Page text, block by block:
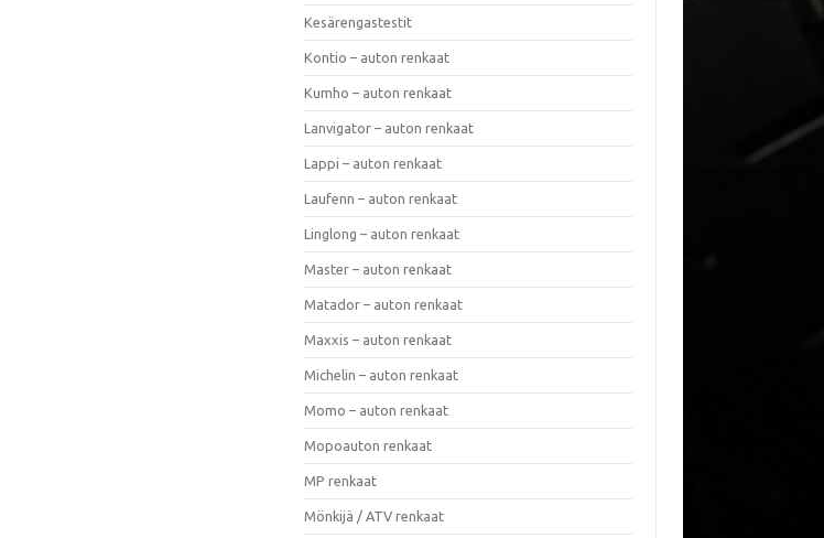
Kesärengastestit
Kontio – auton renkaat
Kumho – auton renkaat
Lanvigator – auton renkaat
Lappi – auton renkaat
Laufenn – auton renkaat
Linglong – auton renkaat
Master – auton renkaat
Matador – auton renkaat
Maxxis – auton renkaat
Michelin – auton renkaat
Momo – auton renkaat
Mopoauton renkaat
MP renkaat
Mönkijä / ATV renkaat